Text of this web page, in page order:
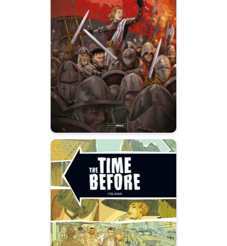
La Tigresse
bretonne -
histoire complète
Date de parution :
21/08/2024
Elle fut la première femme
pirate de l’Histoire...
The Time before -
histoire complète
Date de parution :
02/03/2016
Réussir sa vie demande parfois